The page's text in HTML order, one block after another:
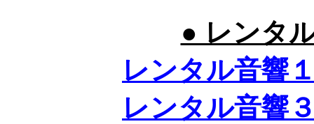
● レンタ
レンタル音響
レンタル音響